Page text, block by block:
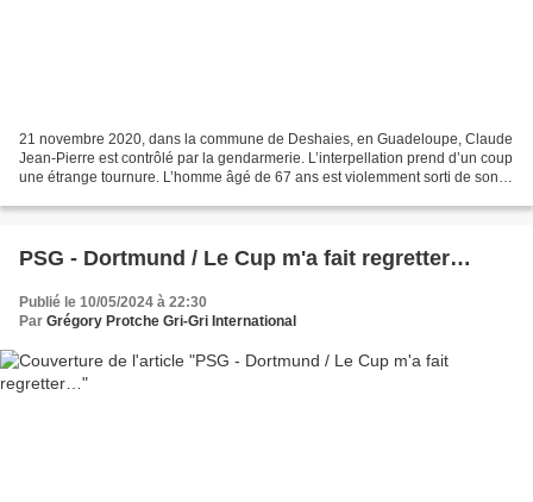
21 novembre 2020, dans la commune de Deshaies, en Guadeloupe, Claude
Jean-Pierre est contrôlé par la gendarmerie. L’interpellation prend d’un coup
une étrange tournure. L’homme âgé de 67 ans est violemment sorti de son
PSG - Dortmund / Le Cup m'a fait regretter…
Publié le 10/05/2024 à 22:30
Par Grégory Protche Gri-Gri International